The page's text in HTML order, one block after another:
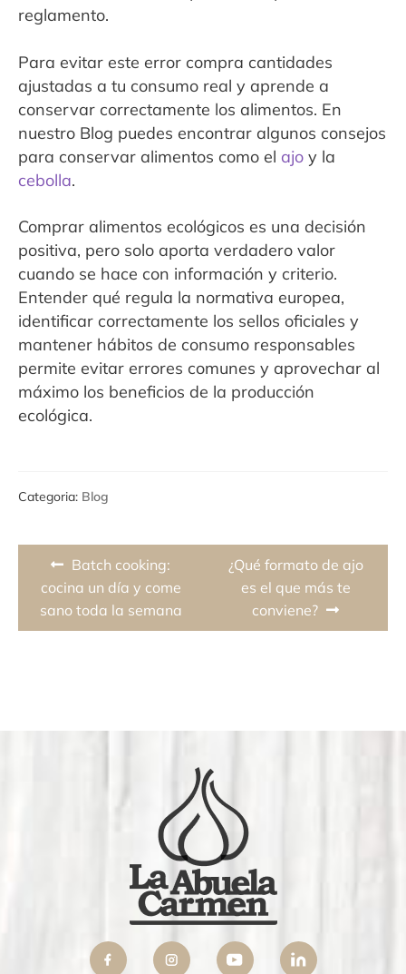
reglamento.
Para evitar este error compra cantidades
ajustadas a tu consumo real y aprende a
conservar correctamente los alimentos. En
nuestro Blog puedes encontrar algunos consejos
para conservar alimentos como el ajo y la
cebolla.
Comprar alimentos ecológicos es una decisión
positiva, pero solo aporta verdadero valor
cuando se hace con información y criterio.
Entender qué regula la normativa europea,
identificar correctamente los sellos oficiales y
mantener hábitos de consumo responsables
permite evitar errores comunes y aprovechar al
máximo los beneficios de la producción
ecológica.
Categoria: Blog
Navegación
de
entradas
Previous
post:
Batch cooking:
cocina un día y come
sano toda la semana
Next
post:
¿Qué formato de ajo
es el que más te
conviene?